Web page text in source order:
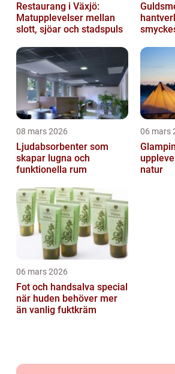
Restaurang i Växjö:
Matupplevelser mellan
slott, sjöar och stadspuls
08 mars 2026
Ljudabsorbenter som
skapar lugna och
funktionella rum
06 mars
natur
06 mars 2026
Fot och handsalva special
när huden behöver mer
än vanlig fuktkräm